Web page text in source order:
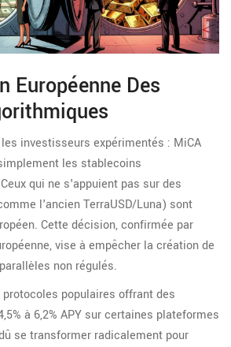
Européenne Des
investisseurs expérimentés : MiCA
les stablecoins
qui ne s'appuient pas sur des
l'ancien TerraUSD/Luna) sont
Cette décision, confirmée par
vise à empêcher la création de
non régulés.
protocoles populaires offrant des
à 6,2% APY sur certaines plateformes
se transformer radicalement pour